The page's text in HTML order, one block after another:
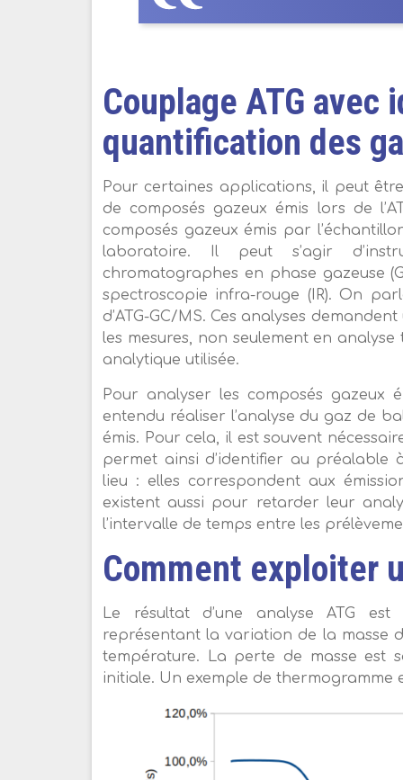
Couplage ATG
quantification des
Pour certaines applications, il peut
de composés gazeux émis lors de
composés gazeux émis par
laboratoire. Il peut s’agir
chromatographes en phase gazeuse
spectroscopie infra-rouge (IR). On parle
d’ATG-GC/MS. Ces analyses
les mesures, non seulement en
analytique utilisée.
Pour analyser les composés gazeux
entendu réaliser l’analyse du gaz de
émis. Pour cela, il est souvent
permet ainsi d’identifier au préalable
lieu : elles correspondent aux
existent aussi pour retarder leur
l’intervalle de temps entre les
Comment exploiter
Le résultat d’une analyse ATG
représentant la variation de la masse
température. La perte de masse est
initiale. Un exemple de thermogramme